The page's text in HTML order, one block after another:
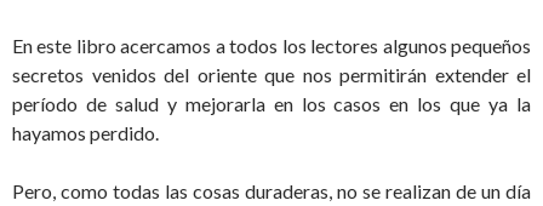
En este libro acercamos a todos los lectores algunos pequeños
secretos venidos del oriente que nos permitirán extender el
período de salud y mejorarla en los casos en los que ya la
hayamos perdido.
Pero, como todas las cosas duraderas, no se realizan de un día